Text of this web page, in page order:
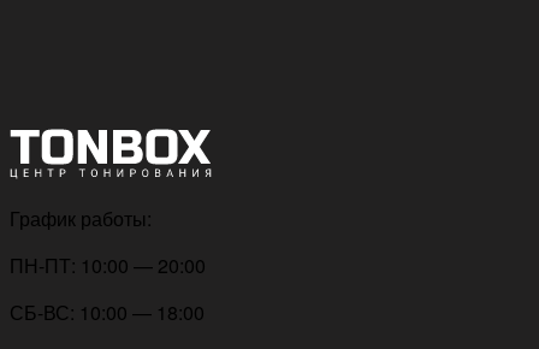
График работы:
ПН-ПТ: 10:00 — 20:00
СБ-ВС: 10:00 — 18:00